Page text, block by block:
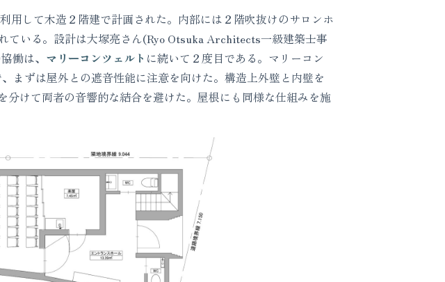
して木造２階建で計画された。内部には２階吹抜けのサロンホ
ている。設計は大塚亮さん(Ryo Otsuka Architects一級建築士事
働は、 マリーコンツェルト に続いて２度目である。マリーコン
まずは屋外との遮音性能に注意を向けた。構造上外壁と内壁を
けて両者の音響的な結合を避けた。屋根にも同様な仕組みを施